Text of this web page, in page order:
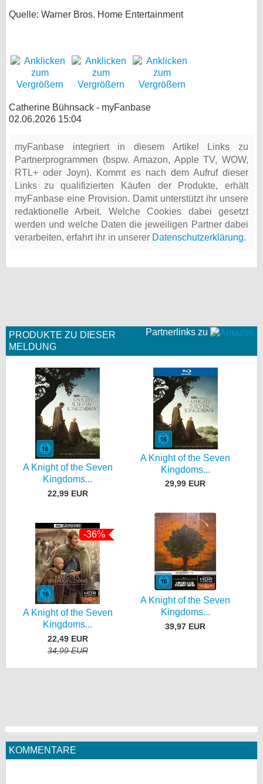
Quelle: Warner Bros. Home Entertainment
Catherine Bühnsack - myFanbase
02.06.2026 15:04
myFanbase integriert in diesem Artikel Links zu
Partnerprogrammen (bspw. Amazon, Apple TV, WOW,
RTL+ oder Joyn). Kommt es nach dem Aufruf dieser
Links zu qualifizierten Käufen der Produkte, erhält
myFanbase eine Provision. Damit unterstützt ihr unsere
redaktionelle Arbeit. Welche Cookies dabei gesetzt
werden und welche Daten die jeweiligen Partner dabei
verarbeiten, erfahrt ihr in unserer Datenschutzerklärung.
Partnerlinks zu
PRODUKTE ZU DIESER
MELDUNG
A Knight of the Seven
Kingdoms...
22,99 EUR
A Knight of the Seven
Kingdoms...
29,99 EUR
-36%
A Knight of the Seven
Kingdoms...
22,49 EUR
34,99 EUR
A Knight of the Seven
Kingdoms...
39,97 EUR
KOMMENTARE